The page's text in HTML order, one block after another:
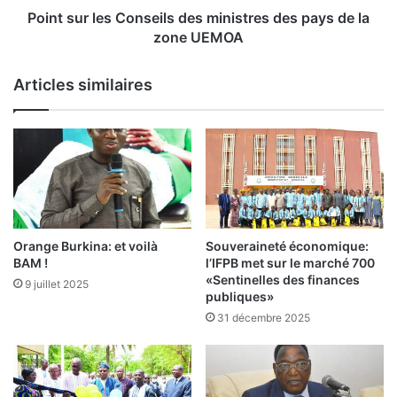
e
r
é
v
e
n
e
p
e
c
n
s
e
s
d
e
s
m
i
t
e
Point sur les Conseils des ministres des pays de la
zone UEMOA
Articles similaires
Orange Burkina: et voilà
BAM !
9 juillet 2025
Souveraineté économique:
l’IFPB met sur le marché 700
«Sentinelles des finances
publiques»
31 décembre 2025